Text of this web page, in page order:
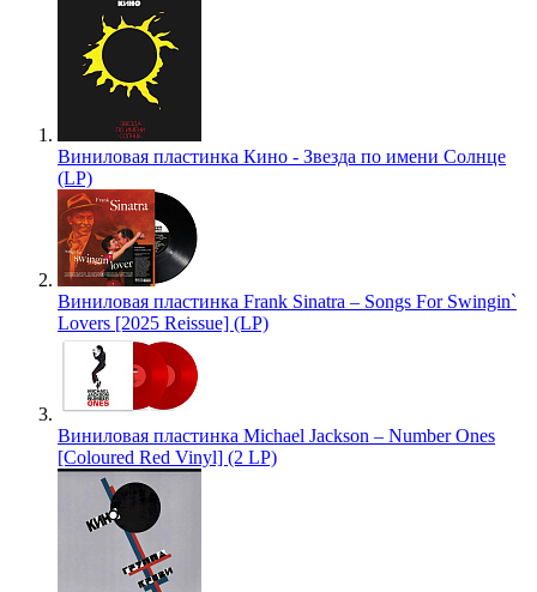
Виниловая пластинка Кино - Звезда по имени Солнце
(LP)
Виниловая пластинка Frank Sinatra – Songs For Swingin`
Lovers [2025 Reissue] (LP)
Виниловая пластинка Michael Jackson – Number Ones
[Coloured Red Vinyl] (2 LP)